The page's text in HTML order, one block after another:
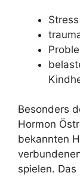
Besonders
Hormon
bekannten
spielen.